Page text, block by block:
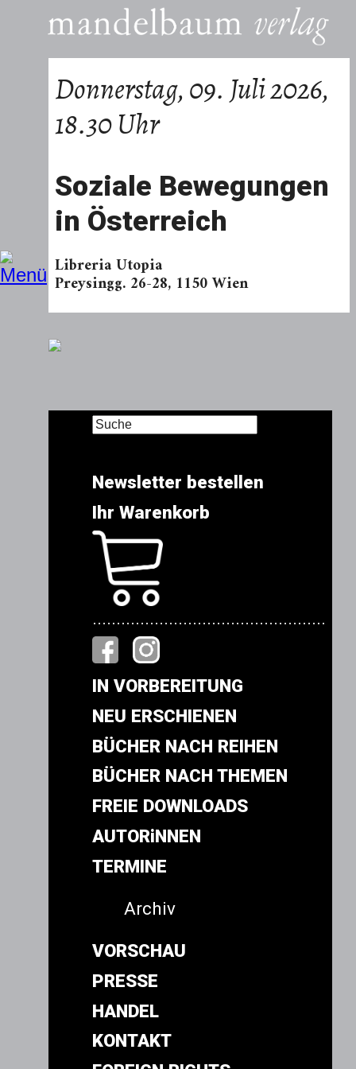
Donnerstag, 09. Juli 2026,
18.30 Uhr
Soziale Bewegungen
in Österreich
Libreria Utopia
Preysingg. 26-28, 1150 Wien
Newsletter bestellen
Ihr Warenkorb
.................................................
IN VORBEREITUNG
NEU ERSCHIENEN
BÜCHER NACH REIHEN
BÜCHER NACH THEMEN
FREIE DOWNLOADS
AUTORiNNEN
TERMINE
Archiv
VORSCHAU
PRESSE
HANDEL
KONTAKT